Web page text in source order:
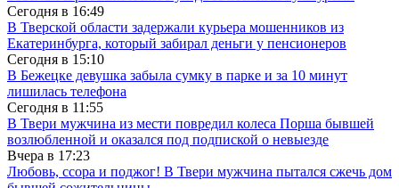
Сегодня в 16:49
В Тверской области задержали курьера мошенников из
Екатеринбурга, который забирал деньги у пенсионеров
Сегодня в 15:10
В Бежецке девушка забыла сумку в парке и за 10 минут
лишилась телефона
Сегодня в 11:55
В Твери мужчина из мести повредил колеса Порша бывшей
возлюбленной и оказался под подпиской о невыезде
Вчера в 17:23
Любовь, ссора и поджог! В Твери мужчина пытался сжечь дом